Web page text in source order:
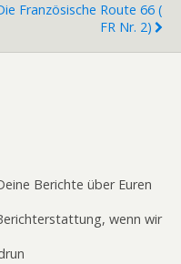
Französische Route 66 (
FR Nr. 2)
Berichte über Euren
wenn wir